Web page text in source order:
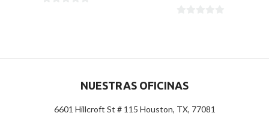
NUESTRAS OFICINAS
6601 Hillcroft St # 115 Houston, TX, 77081